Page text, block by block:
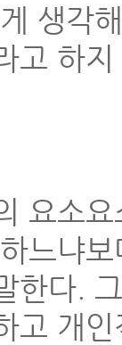
생각
고 하지
요소
느냐보
한다.
고 개